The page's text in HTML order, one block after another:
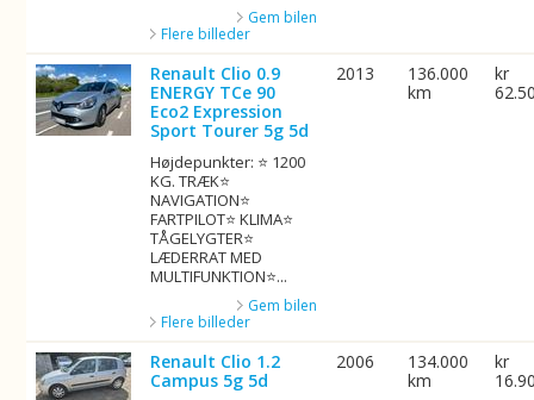
Gem bilen
Flere billeder
Renault Clio 0.9
ENERGY TCe 90
Eco2 Expression
Sport Tourer 5g 5d
Højdepunkter: ⭐ 1200
KG. TRÆK⭐
NAVIGATION⭐
FARTPILOT⭐ KLIMA⭐
TÅGELYGTER⭐
LÆDERRAT MED
MULTIFUNKTION⭐...
Gem bilen
Flere billeder
2013
136.000
km
kr
Renault Clio 1.2
Campus 5g 5d
2006
134.000
km
kr